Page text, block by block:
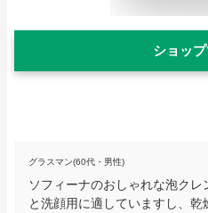
ショッ
グラスマン(60代・男性)
ソフィーナのおしゃれな泡ク
と洗顔用に適していますし、